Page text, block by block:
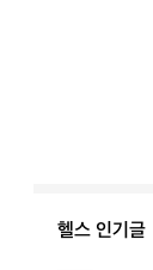
헬스 인기글